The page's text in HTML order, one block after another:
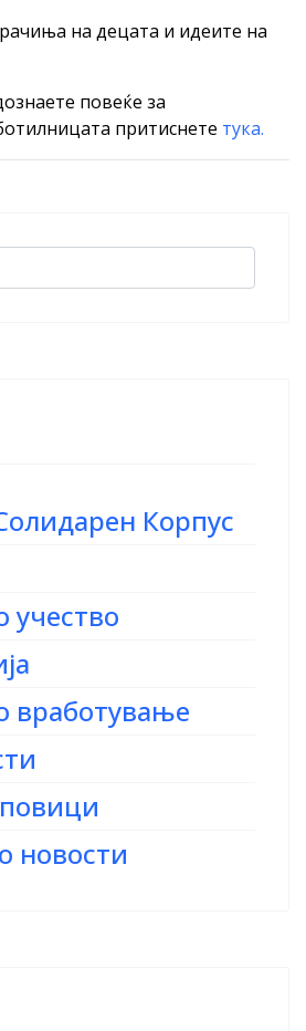
на децата и идеите на
повеќе за
притиснете тука.
Корпус
учество
вработување
новости